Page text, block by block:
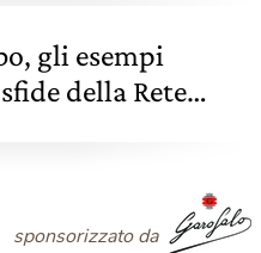
gli esempi
della Rete
sponsorizzato da